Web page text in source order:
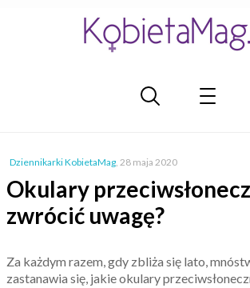
Dziennikarki KobietaMag, 28 maja 2020
Okulary
zwrócić uwagę?
Za każdym razem, gdy zbliża się lato,
zastanawia się, jakie okulary